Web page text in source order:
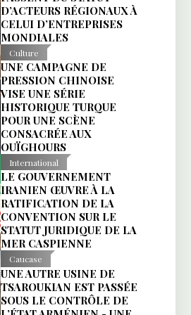
D’ACTEURS RÉGIONAUX À
CELUI D’ENTREPRISES
MONDIALES
Culture
UNE CAMPAGNE DE
PRESSION CHINOISE
VISE UNE SÉRIE
HISTORIQUE TURQUE
POUR UNE SCÈNE
CONSACRÉE AUX
OUÏGHOURS
International
LE GOUVERNEMENT
IRANIEN ŒUVRE À LA
RATIFICATION DE LA
CONVENTION SUR LE
STATUT JURIDIQUE DE LA
MER CASPIENNE
Caucase
UNE AUTRE USINE DE
TSAROUKIAN EST PASSÉE
SOUS LE CONTRÔLE DE